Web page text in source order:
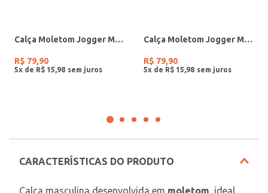
Calça Moletom Jogger Masculina MARINHO
R$ 79,90
5x de R$ 15 98
Calça Moletom Jogger Masculina PRETO
R$ 79,90
5x de R$ 15 98
CARACTERÍSTICAS DO PRODUTO
Calça masculina desenvolvida em moletom , ideal